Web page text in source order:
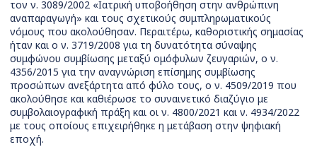
τον ν. 3089/2002 «Ιατρική υποβοήθηση στην ανθρώπινη
αναπαραγωγή» και τους σχετικούς συμπληρωματικούς
νόμους που ακολούθησαν. Περαιτέρω, καθοριστικής σημασίας
ήταν και ο ν. 3719/2008 για τη δυνατότητα σύναψης
συμφώνου συμβίωσης μεταξύ ομόφυλων ζευγαριών, ο ν.
4356/2015 για την αναγνώριση επίσημης συμβίωσης
προσώπων ανεξάρτητα από φύλο τους, ο ν. 4509/2019 που
ακολούθησε και καθιέρωσε το συναινετικό διαζύγιο με
συμβολαιογραφική πράξη και οι ν. 4800/2021 και ν. 4934/2022
με τους οποίους επιχειρήθηκε η μετάβαση στην ψηφιακή
εποχή.